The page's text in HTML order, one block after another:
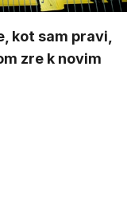
kot sam pravi,
zre k novim